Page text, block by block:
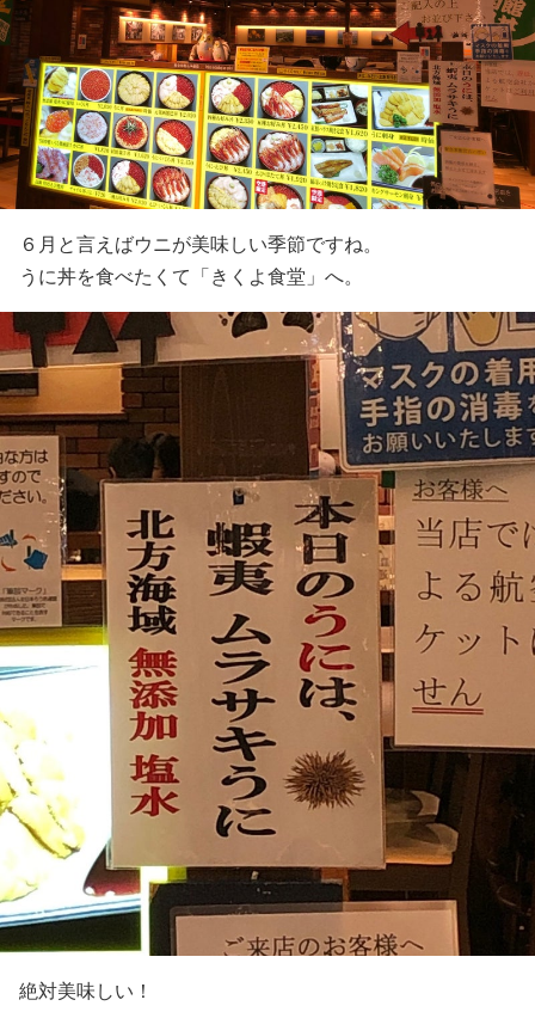
６月と言えばウニが美味しい季節ですね。
うに丼を食べたくて「きくよ食堂」へ。
絶対美味しい！